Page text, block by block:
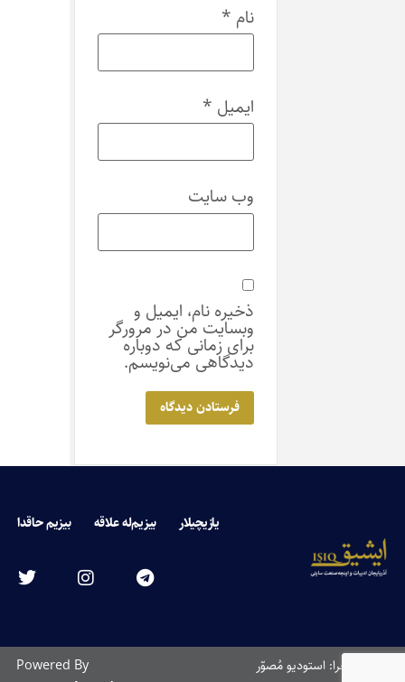
نام *
ایمیل *
وب‌ سایت
ذخیره نام، ایمیل و
وبسایت من در مرورگر
برای زمانی که دوباره
دیدگاهی می‌نویسم.
یازیچیلار بیزیم‌له علاقه بیزیم حاقدا
طراحی و اجرا: استودیو مُصوّر Powered By